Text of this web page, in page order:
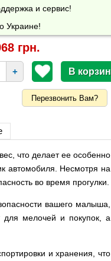
и сервис!
Украине!
грн.
+
Перезвонить Вам?
что делает ее особенно
автомобиля. Несмотря на
во время прогулки.
вашего малыша,
для мелочей и покупок, а
и хранения, что